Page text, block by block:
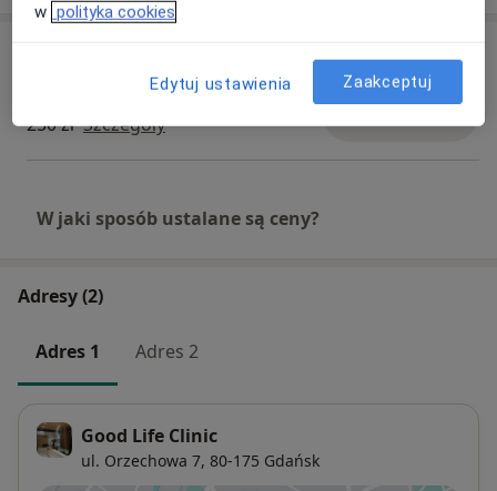
Konsultacja gastrologiczna
250 zł Szczegóły
W jaki sposób ustalane są ceny?
Adresy (2)
Adres 1 Adres 2
Good Life Clinic
ul. Orzechowa 7, 80-175 Gdańsk
w polityka cookies
Edytuj ustawienia Zaakceptuj